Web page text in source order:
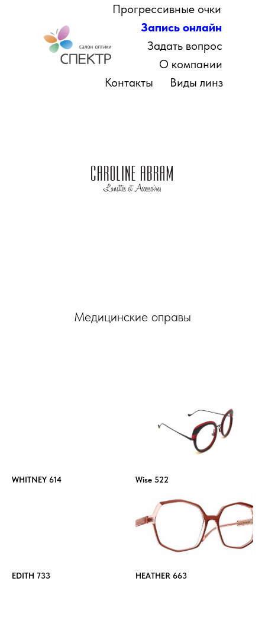
Прогрессивные очки
Виды линз
О компании
Запись онлайн
Задать вопрос
Контакты
Медицинские оправы
WHITNEY 614 Wise 522
EDITH 733 HEATHER 663